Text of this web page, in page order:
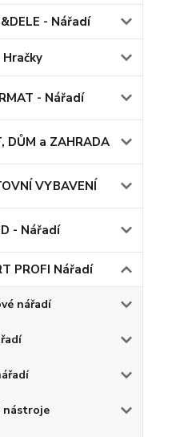
- Nářadí
Hračky
- Nářadí
DŮM a ZAHRADA
VYBAVENÍ
- Nářadí
PROFI Nářadí
nářadí
nástroje